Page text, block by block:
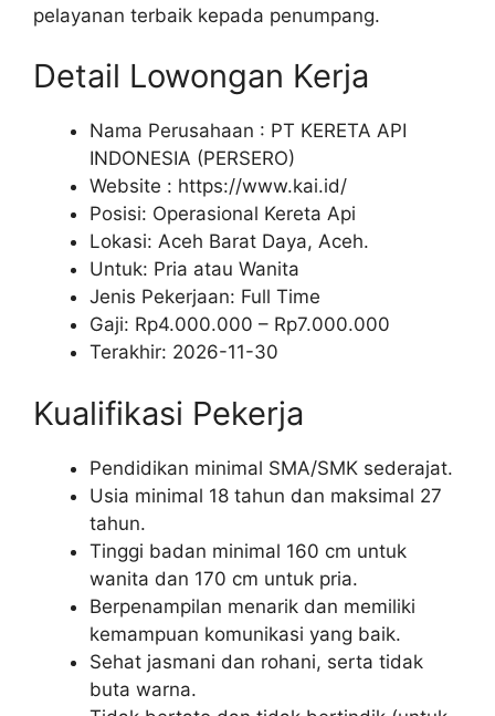
pelayanan terbaik kepada penumpang.
Detail Lowongan Kerja
Nama Perusahaan : PT KERETA API
INDONESIA (PERSERO)
Website : https://www.kai.id/
Posisi: Operasional Kereta Api
Lokasi: Aceh Barat Daya, Aceh.
Untuk: Pria atau Wanita
Jenis Pekerjaan: Full Time
Gaji: Rp4.000.000 – Rp7.000.000
Terakhir: 2026-11-30
Kualifikasi Pekerja
Pendidikan minimal SMA/SMK sederajat.
Usia minimal 18 tahun dan maksimal 27
tahun.
Tinggi badan minimal 160 cm untuk
wanita dan 170 cm untuk pria.
Berpenampilan menarik dan memiliki
kemampuan komunikasi yang baik.
Sehat jasmani dan rohani, serta tidak
buta warna.